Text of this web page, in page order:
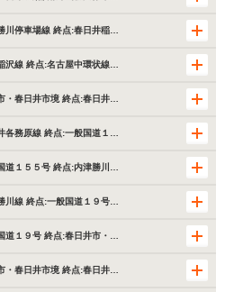
川停車場線 終点:春日井稲…
沢線 終点:名古屋中環状線…
・春日井市境 終点:春日井…
各務原線 終点:一般国道１…
道１５５号 終点:内津勝川…
川線 終点:一般国道１９号…
道１９号 終点:春日井市・…
・春日井市境 終点:春日井…